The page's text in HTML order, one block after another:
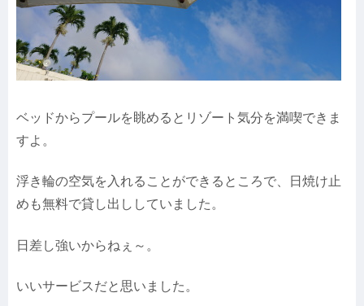
ベッドからプールを眺めるとリゾート気分を満喫できま
すよ。
浮き輪の空気を入れることができるところで、日焼け止
めも無料で貸し出ししていました。
日差し強いからねぇ～。
いいサービスだと思いました。